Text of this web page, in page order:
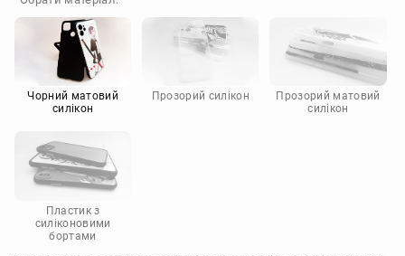
Doogee
Infinix
Sony
Motorola
Чорний матовий
силікон
Прозорий силікон
Прозорий матовий
силікон
Пластик з
силіконовими
бортами